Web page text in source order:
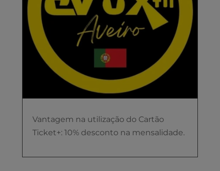
Vantagem na utilização do Cartão
Ticket+: 10% desconto na mensalidade.